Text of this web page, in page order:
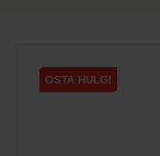
OSTA HULGI
OSTA HULGI
OSTA HULGI